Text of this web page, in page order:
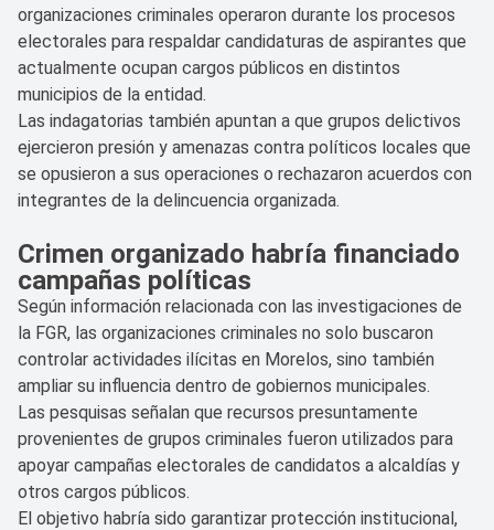
organizaciones criminales operaron durante los procesos
electorales para respaldar candidaturas de aspirantes que
actualmente ocupan cargos públicos en distintos
municipios de la entidad.
Las indagatorias también apuntan a que grupos delictivos
ejercieron presión y amenazas contra políticos locales que
se opusieron a sus operaciones o rechazaron acuerdos con
integrantes de la delincuencia organizada.
Crimen organizado habría financiado
campañas políticas
Según información relacionada con las investigaciones de
la FGR, las organizaciones criminales no solo buscaron
controlar actividades ilícitas en Morelos, sino también
ampliar su influencia dentro de gobiernos municipales.
Las pesquisas señalan que recursos presuntamente
provenientes de grupos criminales fueron utilizados para
apoyar campañas electorales de candidatos a alcaldías y
otros cargos públicos.
El objetivo habría sido garantizar protección institucional,